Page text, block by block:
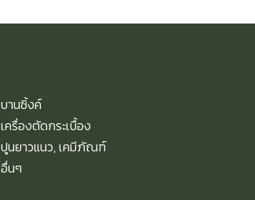
บานซิ้งค์
เครื่องตัดกระเบื้อง
ปูนยาวแนว, เคมีภัณฑ์
อื่นๆ